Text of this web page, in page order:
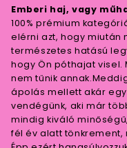
Emberi haj, vagy
100% prémium
elérni azt, hogy miután
természetes hatású
hogy Ön póthajat visel.
nem tűnik
ápolás mellett akár
vendégünk, aki már
mindig kiváló
fél év alatt